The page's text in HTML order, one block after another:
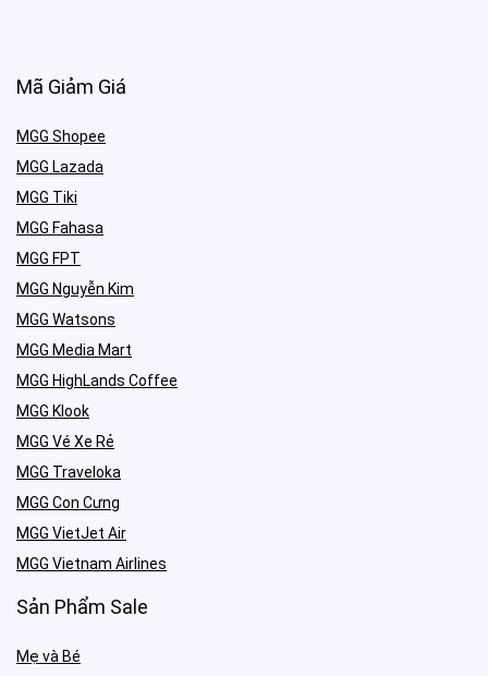
Mã Giảm Giá
MGG Shopee
MGG Lazada
MGG Tiki
MGG Fahasa
MGG FPT
MGG Nguyễn Kim
MGG Watsons
MGG Media Mart
MGG HighLands Coffee
MGG Klook
MGG Vé Xe Rẻ
MGG Traveloka
MGG Con Cưng
MGG VietJet Air
MGG Vietnam Airlines
Sản Phẩm Sale
Mẹ và Bé